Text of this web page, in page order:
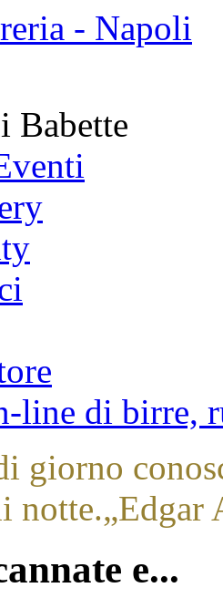
Babette
line di birre,
giorno
notte.„Edgar
e...